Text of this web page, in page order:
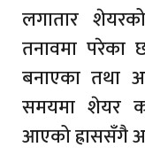
लगातार
तनावमा परेका
बनाएका तथा
समयमा शेयर
आएको ह्राससँगै